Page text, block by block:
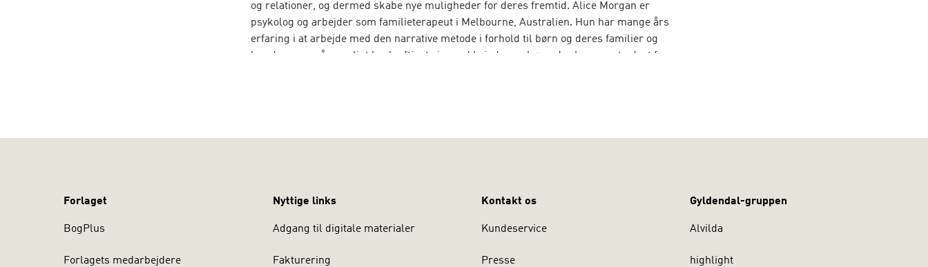
og relationer, og dermed skabe nye muligheder for deres fremtid. Alice Morgan er
psykolog og arbejder som familieterapeut i Melbourne, Australien. Hun har mange års
erfaring i at arbejde med den narrative metode i forhold til børn og deres familier og
har de senere år særligt beskæftiget sig med kvinder og børn, der har været udsat for
Forlaget
BogPlus
Forlagets medarbejdere
Nyttige links
Adgang til digitale materialer
Fakturering
Kontakt os
Kundeservice
Presse
Gyldendal-gruppen
Alvilda
highlight